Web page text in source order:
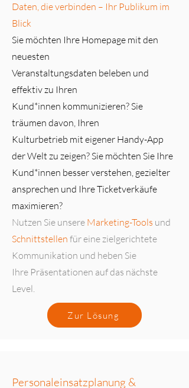
Daten, die verbinden – Ihr Publikum im
Blick
Sie möchten Ihre Homepage mit den
neuesten
Veranstaltungsdaten beleben und
effektiv zu Ihren
Kund*innen kommunizieren? Sie
träumen davon, Ihren
Kulturbetrieb mit eigener Handy-App
der Welt zu zeigen? Sie möchten Sie Ihre
Kund*innen besser verstehen, gezielter
ansprechen und Ihre Ticketverkäufe
maximieren?
Nutzen Sie unsere Marketing-Tools und
Schnittstellen für eine zielgerichtete
Kommunikation und heben Sie
Ihre Präsentationen auf das nächste
Level.
Zur Lösung
Personaleinsatzplanung &